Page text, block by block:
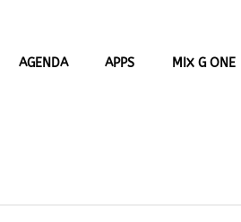
AGENDA APPS MIX G ONE